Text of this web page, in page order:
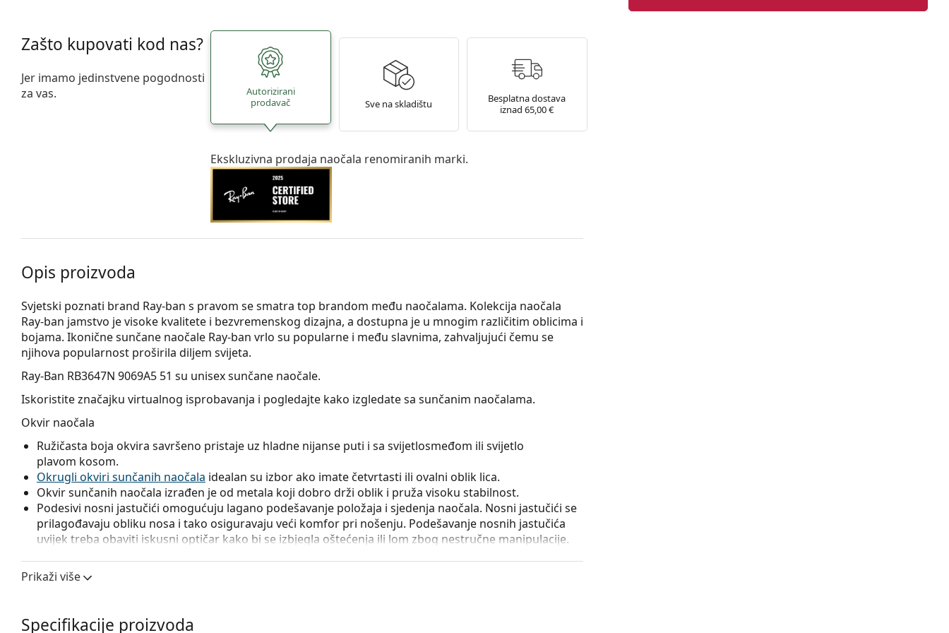
Zašto kupovati kod nas?
Jer imamo jedinstvene pogodnosti
za vas.
Autorizirani
prodavač
Sve na skladištu
Besplatna dostava
iznad 65,00 €
Ekskluzivna prodaja naočala renomiranih marki.
Opis proizvoda
Svjetski poznati brand Ray-ban s pravom se smatra top brandom među naočalama. Kolekcija naočala
Ray-ban jamstvo je visoke kvalitete i bezvremenskog dizajna, a dostupna je u mnogim različitim oblicima i
bojama. Ikonične sunčane naočale Ray-ban vrlo su popularne i među slavnima, zahvaljujući čemu se
njihova popularnost proširila diljem svijeta.
Ray-Ban RB3647N 9069A5 51 su unisex sunčane naočale.
Iskoristite značajku virtualnog isprobavanja i pogledajte kako izgledate sa sunčanim naočalama.
Okvir naočala
Ružičasta boja okvira savršeno pristaje uz hladne nijanse puti i sa svijetlosmeđom ili svijetlo
plavom kosom.
Okrugli okviri sunčanih naočala idealan su izbor ako imate četvrtasti ili ovalni oblik lica.
Okvir sunčanih naočala izrađen je od metala koji dobro drži oblik i pruža visoku stabilnost.
Podesivi nosni jastučići omogućuju lagano podešavanje položaja i sjedenja naočala. Nosni jastučići se
prilagođavaju obliku nosa i tako osiguravaju veći komfor pri nošenju. Podešavanje nosnih jastučića
uvijek treba obaviti iskusni optičar kako bi se izbjegla oštećenja ili lom zbog nestručne manipulacije.
Leće naočala
Smeđe leće naočala blago blokiraju plavo svjetlo, filtriraju odsjaje i osiguravaju jasniji vid. Imaju
Naočale imaju
gradalna stakla
Prikaži više
Specifikacije proizvoda